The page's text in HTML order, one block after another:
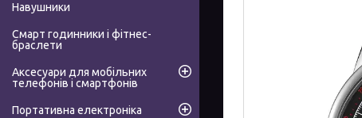
Навушники
Смарт годинники і фітнес-
браслети
Аксесуари для мобільних
телефонів і смартфонів
Портативна електроніка